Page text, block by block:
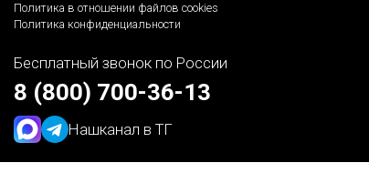
Политика в отношении файлов cookies
Политика конфиденциальности
Бесплатный звонок по России
8 (800) 700-36-13
Нашканал в ТГ